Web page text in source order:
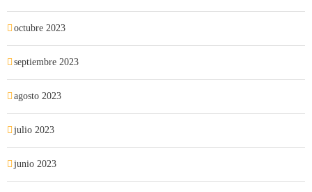
octubre 2023
septiembre 2023
agosto 2023
julio 2023
junio 2023